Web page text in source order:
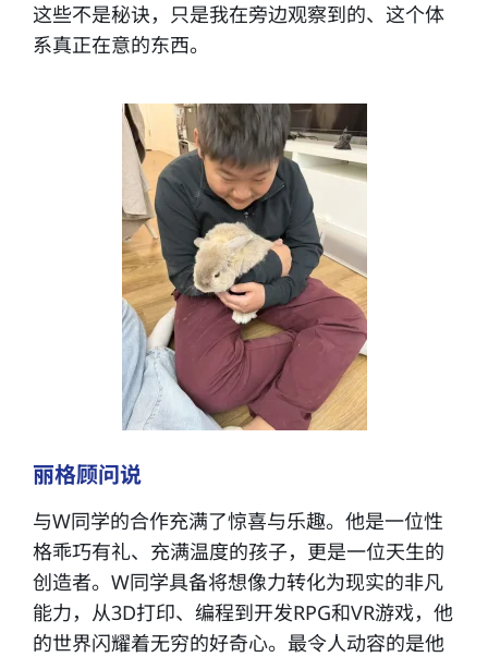
这些不是秘诀，只是我在旁边观察到的、这个体
系真正在意的东西。
丽格顾问说
与W同学的合作充满了惊喜与乐趣。他是一位性
格乖巧有礼、充满温度的孩子，更是一位天生的
创造者。W同学具备将想像力转化为现实的非凡
能力，从3D打印、编程到开发RPG和VR游戏，他
的世界闪耀着无穷的好奇心。最令人动容的是他